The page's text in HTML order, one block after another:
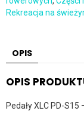
Rekreacja na
OPIS
OPIS
Pedały XLC PD-S15